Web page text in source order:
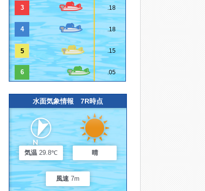
3 .18
4 .18
5 .15
6 .05
水面気象情報 7R時点
気温 29.8℃ 晴
風速 7m